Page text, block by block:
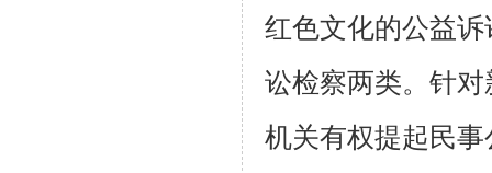
红色文化的公益
讼检察两类。针
机关有权提起民